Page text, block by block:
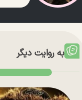
به روایت دیگر